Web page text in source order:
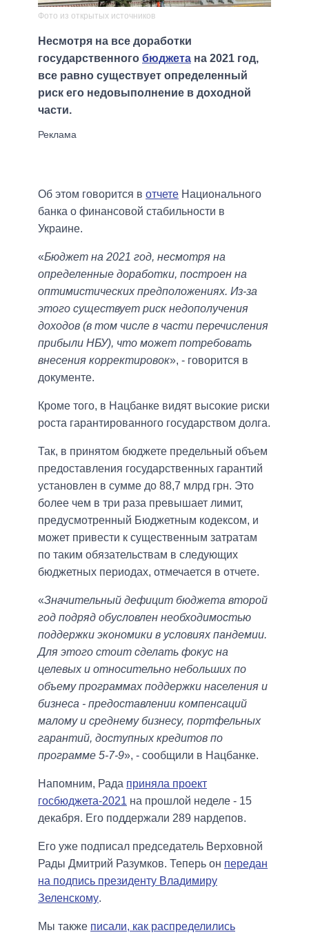
Фото из открытых источников
Несмотря на все доработки
государственного бюджета на 2021 год,
все равно существует определенный
риск его недовыполнение в доходной
части.
Об этом говорится в отчете Национального
банка о финансовой стабильности в
Украине.
«Бюджет на 2021 год, несмотря на
определенные доработки, построен на
оптимистических предположениях. Из-за
этого существует риск недополучения
доходов (в том числе в части перечисления
прибыли НБУ), что может потребовать
внесения корректировок», - говорится в
документе.
Кроме того, в Нацбанке видят высокие риски
роста гарантированного государством долга.
Так, в принятом бюджете предельный объем
предоставления государственных гарантий
установлен в сумме до 88,7 млрд грн. Это
более чем в три раза превышает лимит,
предусмотренный Бюджетным кодексом, и
может привести к существенным затратам
по таким обязательствам в следующих
бюджетных периодах, отмечается в отчете.
«Значительный дефицит бюджета второй
год подряд обусловлен необходимостью
поддержки экономики в условиях пандемии.
Для этого стоит сделать фокус на
целевых и относительно небольших по
объему программах поддержки населения и
бизнеса - предоставлении компенсаций
малому и среднему бизнесу, портфельных
гарантий, доступных кредитов по
программе 5-7-9», - сообщили в Нацбанке.
Напомним, Рада приняла проект
госбюджета-2021 на прошлой неделе - 15
декабря. Его поддержали 289 нардепов.
Его уже подписал председатель Верховной
Рады Дмитрий Разумков. Теперь он передан
на подпись президенту Владимиру
Зеленскому.
Мы также писали, как распределились